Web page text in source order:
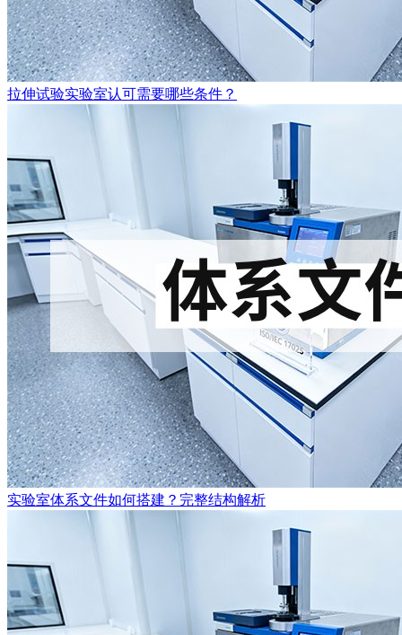
拉伸试验实验室认可需要哪些条件？
实验室体系文件如何搭建？完整结构解析